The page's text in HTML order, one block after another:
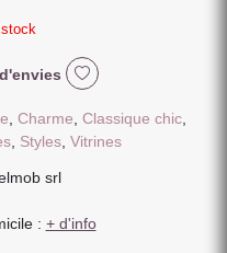
Charme Classique chic,
Styles Vitrines
srl
: + d'info